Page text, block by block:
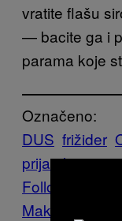
vratite flašu
— bacite ga i
parama koje
Označeno:
DUS frižider
prijatelja
Follow Us On
Make Us